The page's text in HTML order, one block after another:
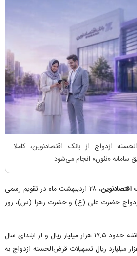
ازدواج از بانک اقتصادنوین، کاملا
«نئون» انجام می‌شود.
اقتصادنوین
، ۲۸ اردیبهشت ماه در تقویم رسمی
ازدواج حضرت علی (ع) و حضرت زهرا (س)، روز
بانک اقتصادنوین در سال گذشته حدود ۱۷.۵ هزار میلیار ریال و از ابتدای سال
تا کنون، بیش از ۲.۶ هزار میلیارد ریال تسهیلات قرض‌الحسنه ازدواج به